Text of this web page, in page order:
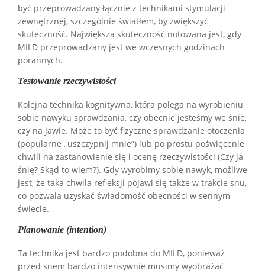
być przeprowadzany łącznie z technikami stymulacji
zewnętrznej, szczególnie światłem, by zwiększyć
skuteczność. Największa skuteczność notowana jest, gdy
MILD przeprowadzany jest we wczesnych godzinach
porannych.
Testowanie rzeczywistości
Kolejna technika kognitywna, która polega na wyrobieniu
sobie nawyku sprawdzania, czy obecnie jesteśmy we śnie,
czy na jawie. Może to być fizyczne sprawdzanie otoczenia
(popularne „uszczypnij mnie”) lub po prostu poświęcenie
chwili na zastanowienie się i ocenę rzeczywistości (Czy ja
śnię? Skąd to wiem?). Gdy wyrobimy sobie nawyk, możliwe
jest, że taka chwila refleksji pojawi się także w trakcie snu,
co pozwala uzyskać świadomość obecności w sennym
świecie.
Planowanie (intention)
Ta technika jest bardzo podobna do MILD, ponieważ
przed snem bardzo intensywnie musimy wyobrażać